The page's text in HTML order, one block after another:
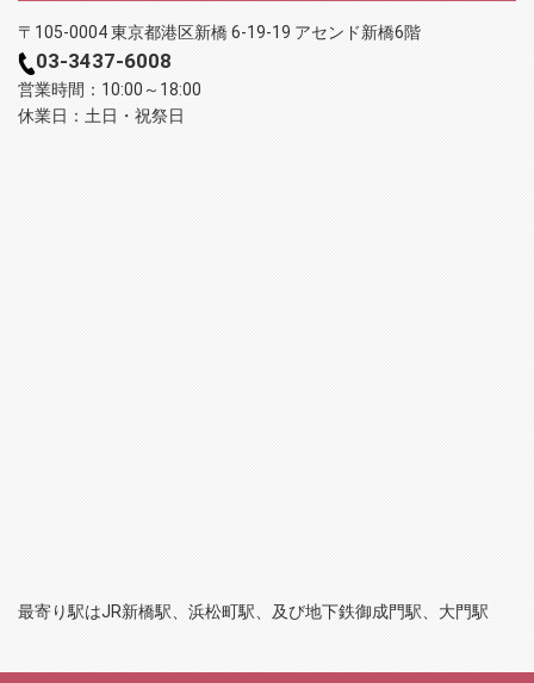
〒105-0004 東京都港区新橋 6-19-19 アセンド新橋6階
03-3437-6008
営業時間：10:00～18:00
休業日：土日・祝祭日
最寄り駅はJR新橋駅、浜松町駅、及び地下鉄御成門駅、大門駅